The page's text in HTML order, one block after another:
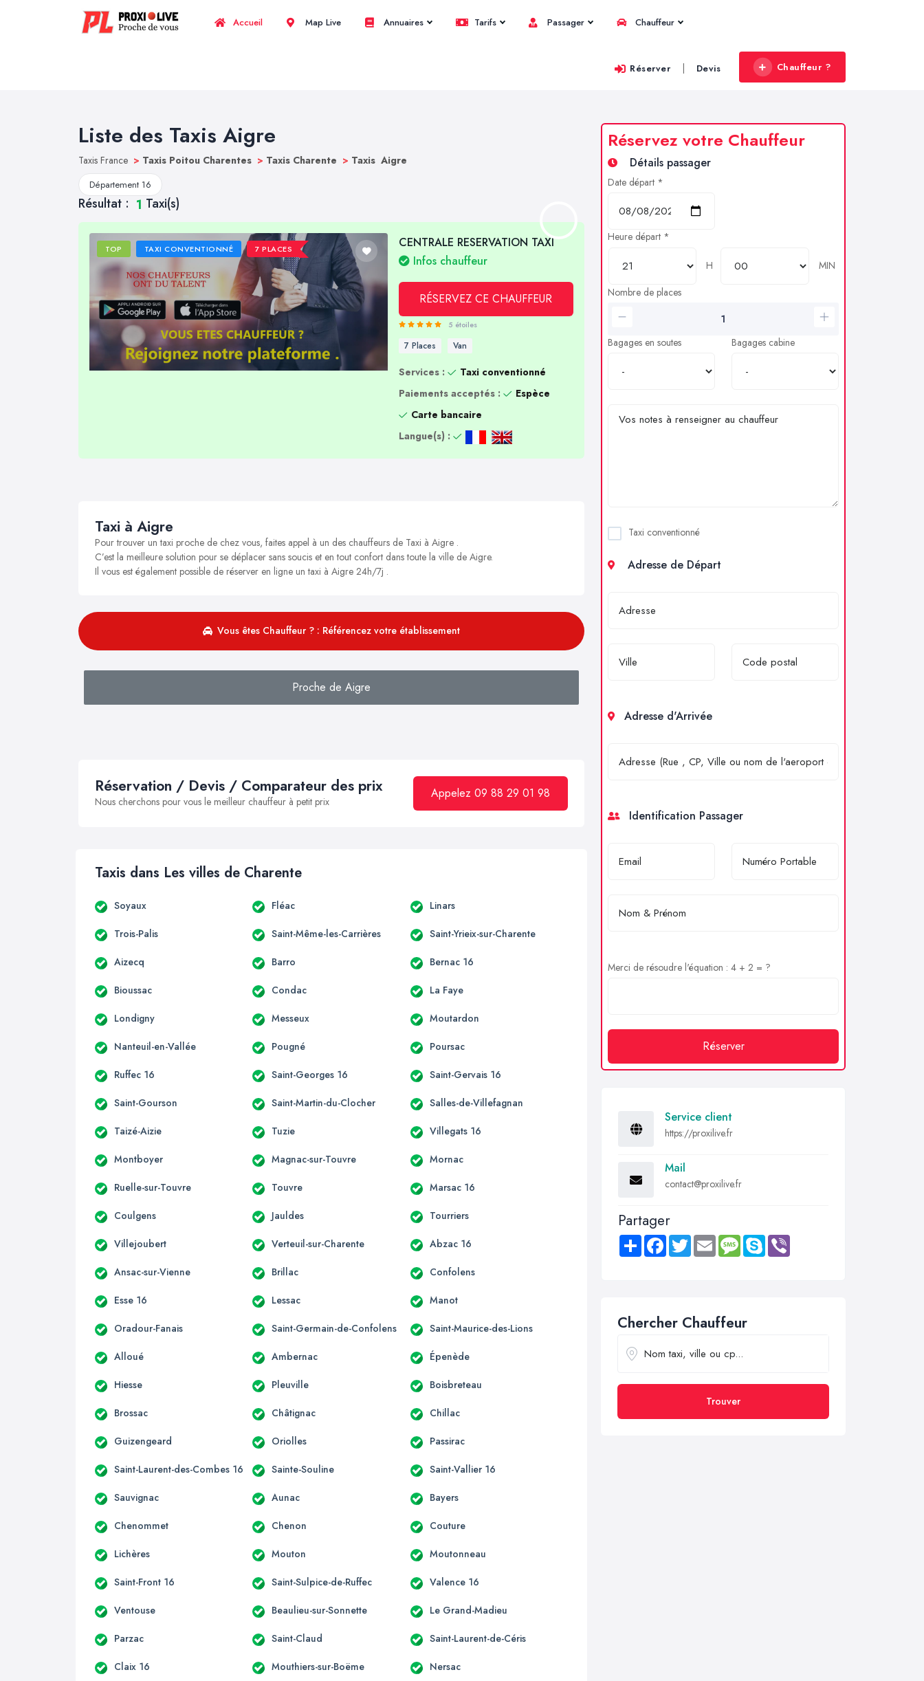
Accueil Map Live Annuaires Tarifs Passager Chauffeur
Réserver | Devis Chauffeur ?
Liste des Taxis Aigre
Taxis France > Taxis Poitou Charentes > Taxis Charente > Taxis Aigre
Département 16
Résultat : 1 Taxi(s)
TOP TAXI CONVENTIONNÉ 7 PLACES
CENTRALE RESERVATION TAXI
Infos chauffeur
RÉSERVEZ CE CHAUFFEUR
5 étoiles
7 Places Van
Services :
Taxi conventionné
Paiements acceptés :
Espèce
Carte bancaire
Langue(s) :
Taxi à Aigre
Pour trouver un taxi proche de chez vous, faites appel à un des chauffeurs de Taxi à Aigre .
C’est la meilleure solution pour se déplacer sans soucis et en tout confort dans toute la ville de Aigre.
Il vous est également possible de réserver en ligne un taxi à Aigre 24h/7j .
Vous êtes Chauffeur ? : Référencez votre établissement
Proche de Aigre
Réservation / Devis / Comparateur des prix
Nous cherchons pour vous le meilleur chauffeur à petit prix
Appelez 09 88 29 01 98
Taxis dans Les villes de Charente
Soyaux Fléac Linars
Trois-Palis Saint-Même-les-Carrières Saint-Yrieix-sur-Charente
Aizecq Barro Bernac 16
Bioussac Condac La Faye
Londigny Messeux Moutardon
Nanteuil-en-Vallée Pougné Poursac
Ruffec 16 Saint-Georges 16 Saint-Gervais 16
Saint-Gourson Saint-Martin-du-Clocher Salles-de-Villefagnan
Taizé-Aizie Tuzie Villegats 16
Montboyer Magnac-sur-Touvre Mornac
Ruelle-sur-Touvre Touvre Marsac 16
Coulgens Jauldes Tourriers
Villejoubert Verteuil-sur-Charente Abzac 16
Ansac-sur-Vienne Brillac Confolens
Esse 16 Lessac Manot
Oradour-Fanais Saint-Germain-de-Confolens Saint-Maurice-des-Lions
Alloué Ambernac Épenède
Hiesse Pleuville Boisbreteau
Brossac Châtignac Chillac
Guizengeard Oriolles Passirac
Saint-Laurent-des-Combes 16 Sainte-Souline Saint-Vallier 16
Sauvignac Aunac Bayers
Chenommet Chenon Couture
Lichères Mouton Moutonneau
Saint-Front 16 Saint-Sulpice-de-Ruffec Valence 16
Ventouse Beaulieu-sur-Sonnette Le Grand-Madieu
Parzac Saint-Claud Saint-Laurent-de-Céris
Claix 16 Mouthiers-sur-Boëme Nersac
Réservez votre Chauffeur
Détails passager
Date départ *
Heure départ *
H
MIN
Nombre de places
Bagages en soutes Bagages cabine
Taxi conventionné
Adresse de Départ
Adresse d'Arrivée
Identification Passager
Merci de résoudre l'équation : 4 + 2 = ?
Réserver
Service client
https://proxilive.fr
Mail
contact@proxilive.fr
Partager
Share FacebookTwitter Email MessageSkype
Chercher Chauffeur
Trouver